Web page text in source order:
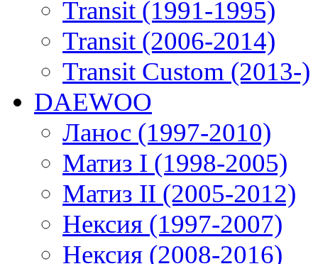
Transit (1991-1995)
Transit (2006-2014)
Transit Custom (2013-)
DAEWOO
Ланос (1997-2010)
Матиз I (1998-2005)
Матиз II (2005-2012)
Нексия (1997-2007)
Нексия (2008-2016)